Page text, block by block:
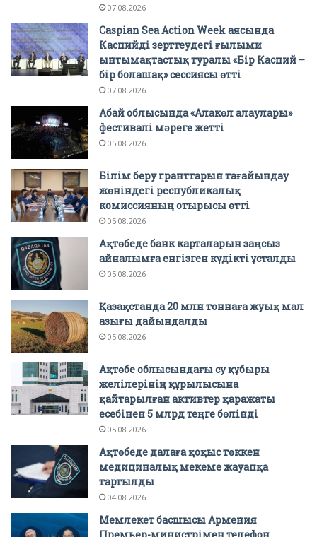
07.08.2026
Caspian Sea Action Week аясында
Каспийді зерттеудегі ғылыми
ынтымақтастық туралы «Бір Каспий –
бір болашақ» сессиясы өтті
07.08.2026
Абай облысында «Алакөл алаулары»
фестивалі мәреге жетті
05.08.2026
Білім беру гранттарын тағайындау
жөніндегі республикалық
комиссияның отырысы өтті
05.08.2026
Ақтөбеде банк карталарын заңсыз
айналымға енгізген күдікті ұсталды
05.08.2026
Қазақстанда 20 млн тоннаға жуық мал
азығы дайындалды
05.08.2026
Ақтөбе облысындағы су құбыры
желілерінің құрылысына
қайтарылған активтер қаражаты
есебінен 5 млрд теңге бөлінді
05.08.2026
Ақтөбеде далаға қоқыс төккен
медициналық мекеме жауапқа
тартылды
04.08.2026
Мемлекет басшысы Армения